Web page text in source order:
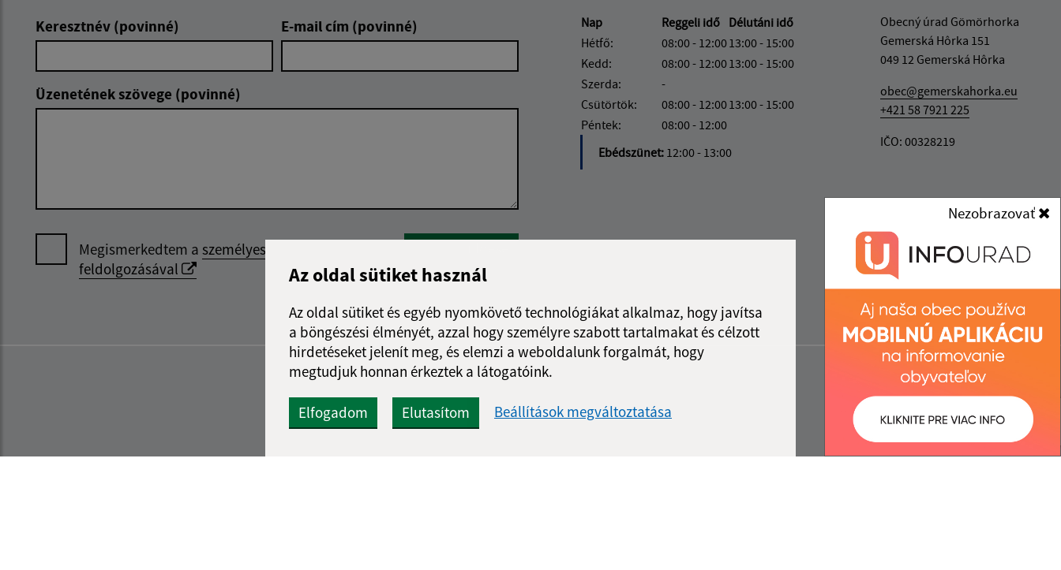
Az oldal sütiket használ
Az oldal sütiket és egyéb nyomkövető technológiákat alkalmaz, hogy javítsa
a böngészési élményét, azzal hogy személyre szabott tartalmakat és célzott
hirdetéseket jelenít meg, és elemzi a weboldalunk forgalmát, hogy
megtudjuk honnan érkeztek a látogatóink.
Elfogadom Elutasítom Beállítások megváltoztatása
Nezobrazovať
Keresztnév (povinné) E-mail cím (povinné)
Üzenetének szövege (povinné)
Megismerkedtem a személyes adatok
feldolgozásával
Google reCaptcha Response
Nap Reggeli idő Délutáni idő
Hétfő:
08:00 - 12:0013:00 - 15:00
Kedd:
08:00 - 12:0013:00 - 15:00
Szerda:
-
Csütörtök:
08:00 - 12:0013:00 - 15:00
Péntek:
08:00 - 12:00
Ebédszünet: 12:00 - 13:00
Obecný úrad Gömörhorka
Gemerská Hôrka 151
049 12 Gemerská Hôrka
obec@gemerskahorka.eu
+421 58 7921 225
IČO: 00328219